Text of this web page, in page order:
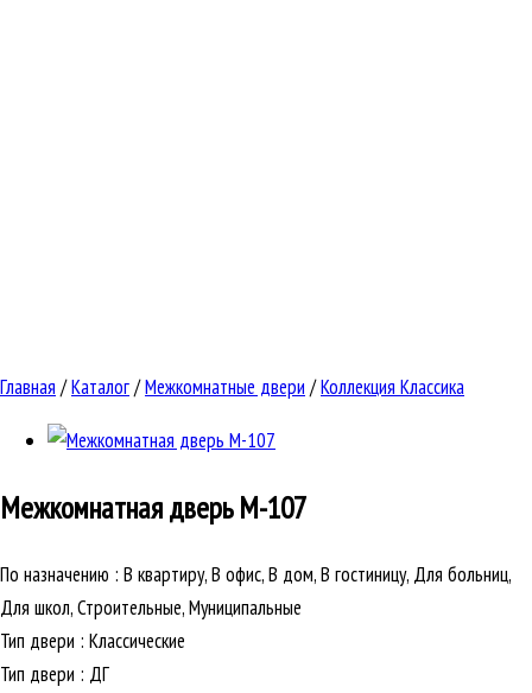
Главная /Каталог/Межкомнатные двери /Коллекция Классика
Межкомнатная дверь М-107
По назначению : В квартиру, В офис, В дом, В гостиницу, Для больниц,
Для школ, Строительные, Муниципальные
Тип двери : Классические
Тип двери : ДГ